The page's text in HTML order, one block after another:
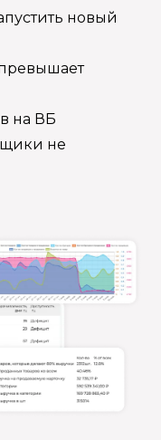
новый
на ВБ
не